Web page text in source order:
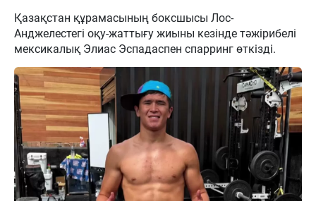
Қазақстан құрамасының боксшысы Лос-
Анджелестегі оқу-жаттығу жиыны кезінде тәжірибелі
мексикалық Элиас Эспадаспен спарринг өткізді.